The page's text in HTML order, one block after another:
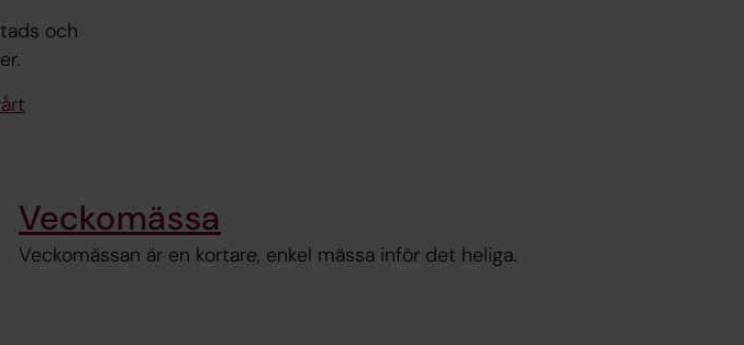
och
Veckomässa
Veckomässan är en kortare, enkel mässa inför det heliga.